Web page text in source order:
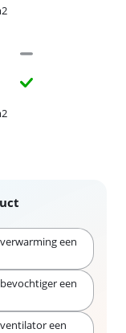
een
een
een